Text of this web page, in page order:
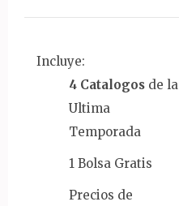
Incluye:
4 Catalogos de la
Ultima
Temporada
1 Bolsa Gratis
Precios de